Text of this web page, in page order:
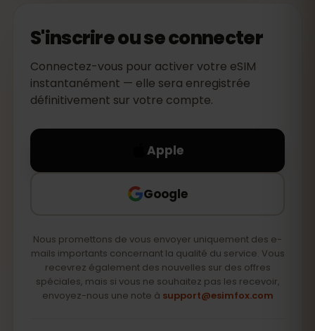
S'inscrire ou se connecter
Connectez-vous pour activer votre eSIM
instantanément — elle sera enregistrée
définitivement sur votre compte.
Apple
Google
Nous promettons de vous envoyer uniquement des e-
mails importants concernant la qualité du service. Vous
recevrez également des nouvelles sur des offres
spéciales, mais si vous ne souhaitez pas les recevoir,
envoyez-nous une note à support@esimfox.com